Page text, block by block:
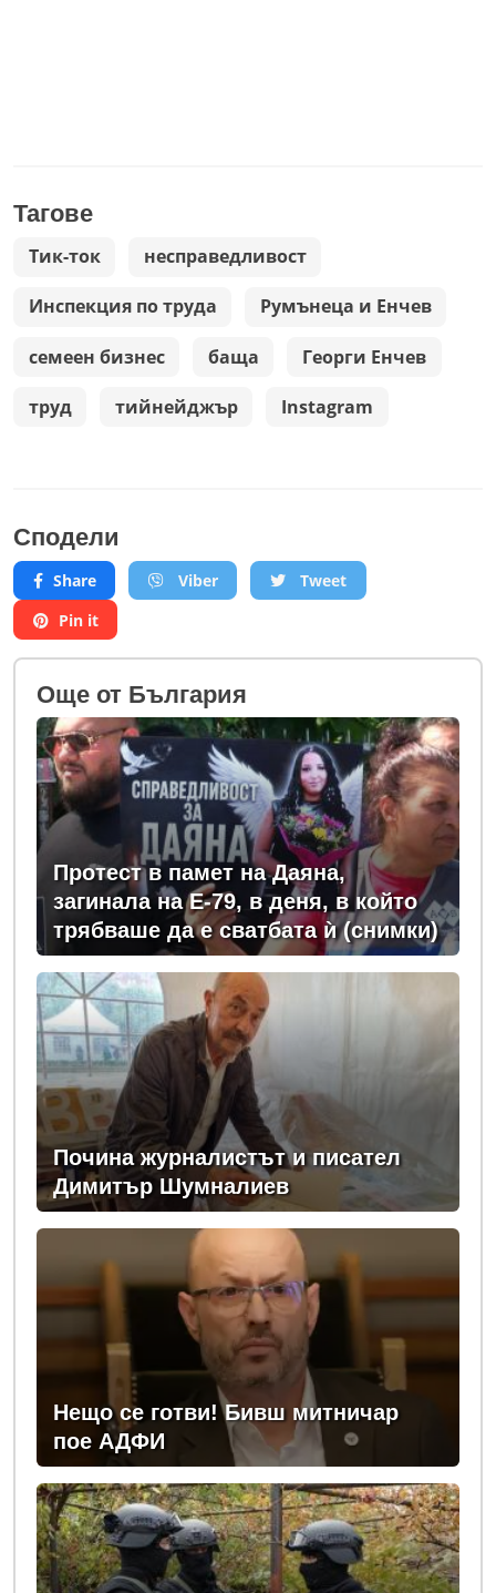
Тагове
Тик-ток несправедливост
Инспекция по труда Румънеца и Енчев
семеен бизнес баща Георги Енчев
труд тийнейджър Instagram
Сподели
Share Viber
Tweet
Pin it
Oще от България
Протест в памет на Даяна,
загинала на Е-79, в деня, в който
трябваше да е сватбата ѝ (снимки)
Почина журналистът и писател
Димитър Шумналиев
Нещо се готви! Бивш митничар
пое АДФИ